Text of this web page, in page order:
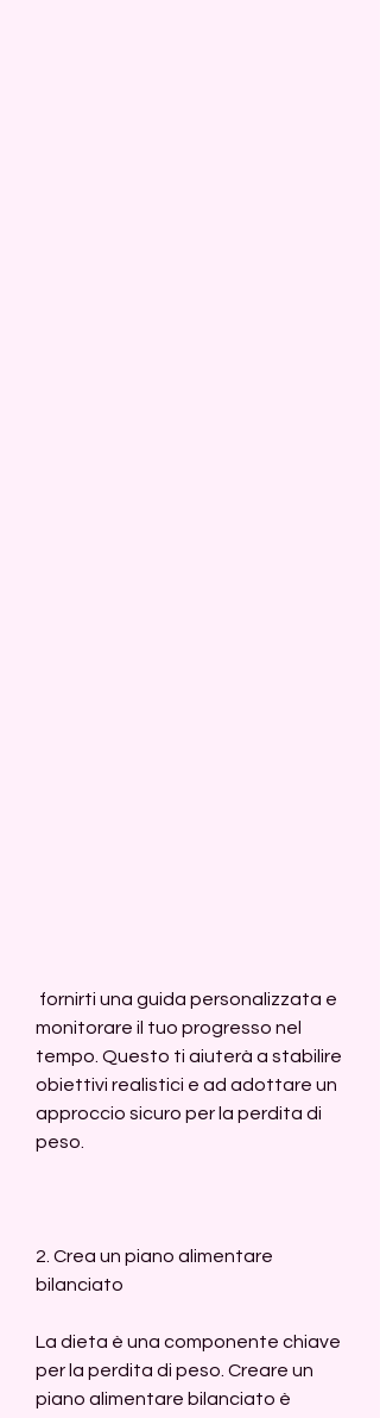
monitorare il tuo progresso nel
tempo. Questo ti aiuterà a stabilire
obiettivi realistici e ad adottare un
approccio sicuro per la perdita di
peso.
2. Crea un piano alimentare
bilanciato
La dieta è una componente chiave
per la perdita di peso. Creare un
piano alimentare bilanciato è